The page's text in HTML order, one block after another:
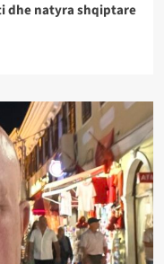
dhe natyra shqiptare